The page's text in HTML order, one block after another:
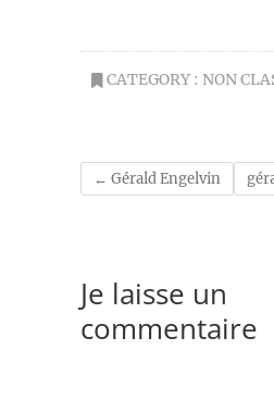
CATEGORY : NON
← Gérald Engelvin
Je laisse un
commentaire